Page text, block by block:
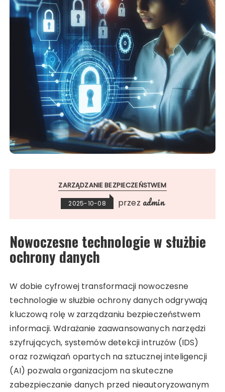
ZARZĄDZANIE BEZPIECZEŃSTWEM
2025-10-08 przez admin
Nowoczesne technologie w służbie
ochrony danych
W dobie cyfrowej transformacji nowoczesne
technologie w służbie ochrony danych odgrywają
kluczową rolę w zarządzaniu bezpieczeństwem
informacji. Wdrażanie zaawansowanych narzędzi
szyfrujących, systemów detekcji intruzów (IDS)
oraz rozwiązań opartych na sztucznej inteligencji
(AI) pozwala organizacjom na skuteczne
zabezpieczanie danych przed nieautoryzowanym